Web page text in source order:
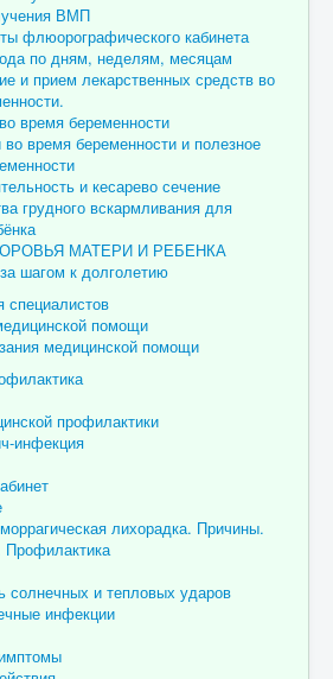
ВМП
флюорографического кабинета
по дням, неделям, месяцам
и прием лекарственных средств во
время беременности
время беременности и полезное
и кесарево сечение
грудного вскармливания для
МАТЕРИ И РЕБЕНКА
шагом к долголетию
помощи
медицинской помощи
профилактики
инфекция
лихорадка. Причины.
Профилактика
солнечных и тепловых ударов
инфекции